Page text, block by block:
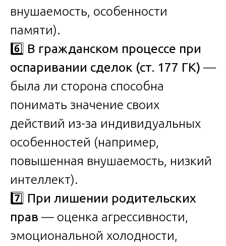
внушаемость, особенности
памяти).
6️⃣ В гражданском процессе при
оспаривании сделок (ст. 177 ГК) —
была ли сторона способна
понимать значение своих
действий из-за индивидуальных
особенностей (например,
повышенная внушаемость, низкий
интеллект).
7️⃣ При лишении родительских
прав — оценка агрессивности,
эмоциональной холодности,